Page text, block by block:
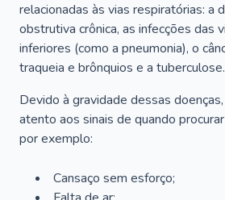
relacionadas às vias respiratórias: a
obstrutiva crônica, as infecções das
inferiores (como a pneumonia), o
traqueia e brônquios e a tuberculose.
Devido à gravidade dessas
atento aos sinais de quando
por exemplo:
Cansaço sem esforço;